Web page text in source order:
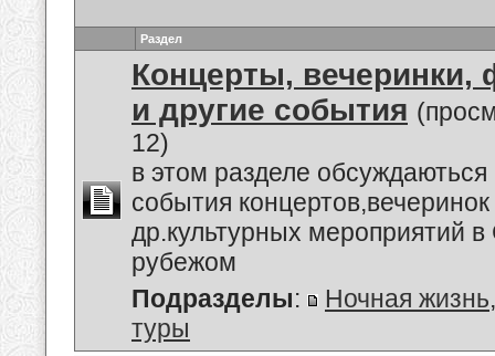
Раздел
Концерты, вечеринки,
и другие события
12)
в этом разделе
события
др.культурных мероприятий
рубежом
Подразделы: Ночная жизнь
туры